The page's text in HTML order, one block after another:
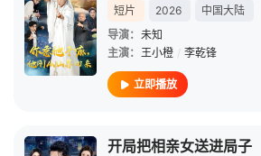
短片 2026
中国大陆
导演： 未知
主演： 王小橙 / 李乾锋
立即播放
开局把相亲女送进局子